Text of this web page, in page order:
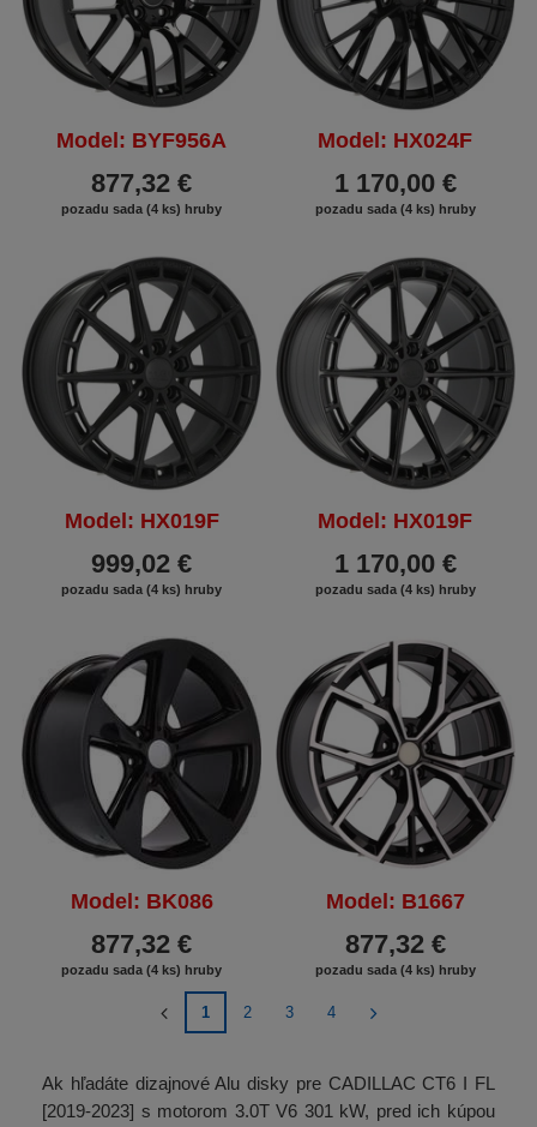
Model: BYF956A
877,32 €
pozadu sada (4 ks) hruby
Model: HX024F
1 170,00 €
pozadu sada (4 ks) hruby
Model: HX019F
999,02 €
pozadu sada (4 ks) hruby
Model: HX019F
1 170,00 €
pozadu sada (4 ks) hruby
Model: BK086
877,32 €
pozadu sada (4 ks) hruby
Model: B1667
877,32 €
pozadu sada (4 ks) hruby
1 2 3 4
Ak hľadáte dizajnové Alu disky pre CADILLAC CT6 I FL
[2019-2023] s motorom 3.0T V6 301 kW, pred ich kúpou